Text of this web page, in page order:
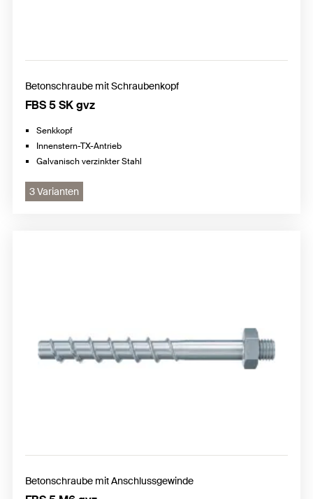
Betonschraube mit Schraubenkopf
FBS 5 SK gvz
Senkkopf
Innenstern-TX-Antrieb
Galvanisch verzinkter Stahl
3 Varianten
Betonschraube mit Anschlussgewinde